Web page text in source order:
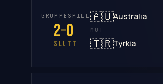
GRUPPESPILL
2–0
SLUTT
🇦🇺Australia
MOT
🇹🇷Tyrkia